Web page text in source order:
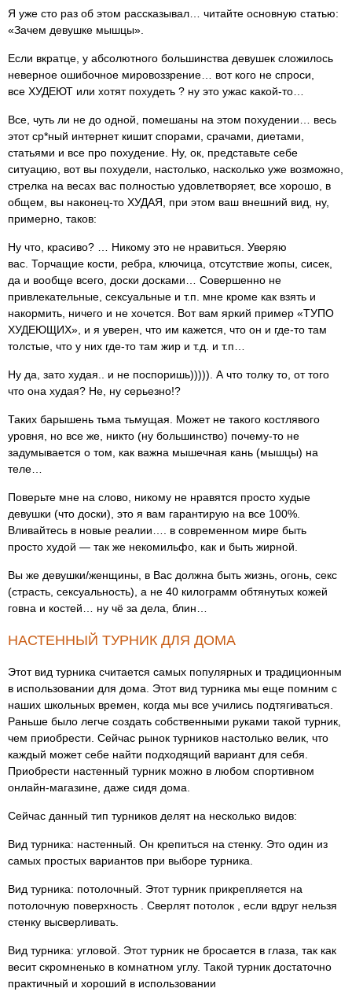
Я уже сто раз об этом рассказывал… читайте основную статью:
«Зачем девушке мышцы».
Если вкратце, у абсолютного большинства девушек сложилось
неверное ошибочное мировоззрение… вот кого не спроси,
все ХУДЕЮТ или хотят похудеть ? ну это ужас какой-то…
Все, чуть ли не до одной, помешаны на этом похудении… весь
этот ср*ный интернет кишит спорами, срачами, диетами,
статьями и все про похудение. Ну, ок, представьте себе
ситуацию, вот вы похудели, настолько, насколько уже возможно,
стрелка на весах вас полностью удовлетворяет, все хорошо, в
общем, вы наконец-то ХУДАЯ, при этом ваш внешний вид, ну,
примерно, таков:
Ну что, красиво? … Никому это не нравиться. Уверяю
вас. Торчащие кости, ребра, ключица, отсутствие жопы, сисек,
да и вообще всего, доски досками… Совершенно не
привлекательные, сексуальные и т.п. мне кроме как взять и
накормить, ничего и не хочется. Вот вам яркий пример «ТУПО
ХУДЕЮЩИХ», и я уверен, что им кажется, что он и где-то там
толстые, что у них где-то там жир и т.д. и т.п…
Ну да, зато худая.. и не поспоришь))))). А что толку то, от того
что она худая? Не, ну серьезно!?
Таких барышень тьма тьмущая. Может не такого костлявого
уровня, но все же, никто (ну большинство) почему-то не
задумывается о том, как важна мышечная кань (мышцы) на
теле…
Поверьте мне на слово, никому не нравятся просто худые
девушки (что доски), это я вам гарантирую на все 100%.
Вливайтесь в новые реалии…. в современном мире быть
просто худой — так же некомильфо, как и быть жирной.
Вы же девушки/женщины, в Вас должна быть жизнь, огонь, секс
(страсть, сексуальность), а не 40 килограмм обтянутых кожей
говна и костей… ну чё за дела, блин…
НАСТЕННЫЙ ТУРНИК ДЛЯ ДОМА
Этот вид турника считается самых популярных и традиционным
в использовании для дома. Этот вид турника мы еще помним с
наших школьных времен, когда мы все учились подтягиваться.
Раньше было легче создать собственными руками такой турник,
чем приобрести. Сейчас рынок турников настолько велик, что
каждый может себе найти подходящий вариант для себя.
Приобрести настенный турник можно в любом спортивном
онлайн-магазине, даже сидя дома.
Сейчас данный тип турников делят на несколько видов:
Вид турника: настенный. Он крепиться на стенку. Это один из
самых простых вариантов при выборе турника.
Вид турника: потолочный. Этот турник прикрепляется на
потолочную поверхность . Сверлят потолок , если вдруг нельзя
стенку высверливать.
Вид турника: угловой. Этот турник не бросается в глаза, так как
весит скромненько в комнатном углу. Такой турник достаточно
практичный и хороший в использовании